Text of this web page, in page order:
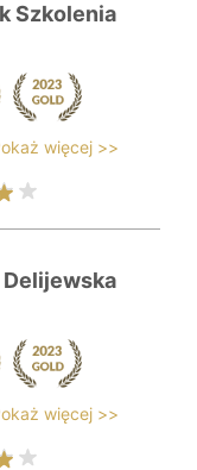
Szkolenia
więcej >>
więcej >>